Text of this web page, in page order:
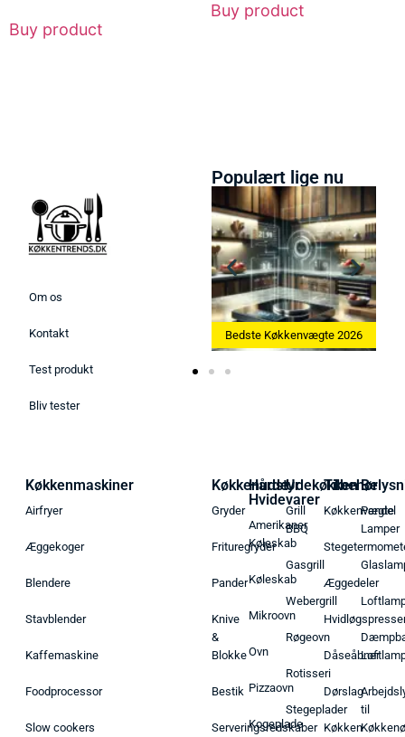
Buy product
Buy product
Om os
Kontakt
Test produkt
Bliv tester
Populært lige nu
2026 Bedste Æggekoger 2026
Køkkenmaskiner
Airfryer
Æggekoger
Blendere
Stavblender
Kaffemaskine
Foodprocessor
Slow cookers
Køkkenudstyr
Gryder
Frituregryder
Pander
Knive
&
Blokke
Bestik
Serveringsredskaber
Hårde
Hvidevarer
Amerikaner
Køleskab
Køleskab
Mikroovn
Ovn
Pizzaovn
Kogeplade
Udekøkken
Grill
BBQ
Gasgrill
Webergrill
Røgeovn
Rotisseri
Stegeplader
Tilbehør
Køkkenvægte
Æggedeler
Dåseåbner
Dørslag
Køkken
Pendel
Lamper
til